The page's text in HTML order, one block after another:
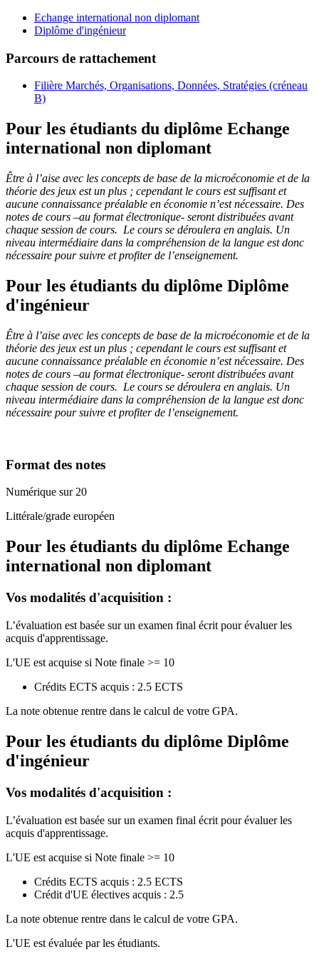
Echange international non diplomant
Diplôme d'ingénieur
Parcours de rattachement
Filière Marchés, Organisations, Données, Stratégies (créneau
B)
Pour les étudiants du diplôme Echange
international non diplomant
Être à l’aise avec les concepts de base de la microéconomie et de la
théorie des jeux est un plus ; cependant le cours est suffisant et
aucune connaissance préalable en économie n’est nécessaire. Des
notes de cours –au format électronique- seront distribuées avant
chaque session de cours. Le cours se déroulera en anglais. Un
niveau intermédiaire dans la compréhension de la langue est donc
nécessaire pour suivre et profiter de l’enseignement.
Pour les étudiants du diplôme Diplôme
d'ingénieur
Être à l’aise avec les concepts de base de la microéconomie et de la
théorie des jeux est un plus ; cependant le cours est suffisant et
aucune connaissance préalable en économie n’est nécessaire. Des
notes de cours –au format électronique- seront distribuées avant
chaque session de cours. Le cours se déroulera en anglais. Un
niveau intermédiaire dans la compréhension de la langue est donc
nécessaire pour suivre et profiter de l’enseignement.
Format des notes
Numérique sur 20
Littérale/grade européen
Pour les étudiants du diplôme Echange
international non diplomant
Vos modalités d'acquisition :
L’évaluation est basée sur un examen final écrit pour évaluer les
acquis d'apprentissage.
L'UE est acquise si Note finale >= 10
Crédits ECTS acquis : 2.5 ECTS
La note obtenue rentre dans le calcul de votre GPA.
Pour les étudiants du diplôme Diplôme
d'ingénieur
Vos modalités d'acquisition :
L’évaluation est basée sur un examen final écrit pour évaluer les
acquis d'apprentissage.
L'UE est acquise si Note finale >= 10
Crédits ECTS acquis : 2.5 ECTS
Crédit d'UE électives acquis : 2.5
La note obtenue rentre dans le calcul de votre GPA.
L'UE est évaluée par les étudiants.